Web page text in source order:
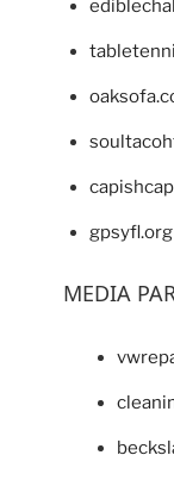
gpsyfl.org
MEDIA